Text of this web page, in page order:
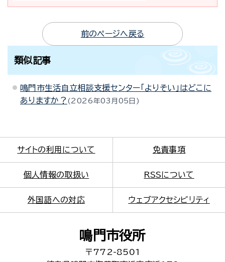
前のページへ戻る
類似記事
鳴門市生活自立相談支援センター「よりそい」はどこに
ありますか？
2026年03月05日
サイトの利用について 免責事項
個人情報の取扱い RSSについて
外国語への対応 ウェブアクセシビリティ
鳴門市役所
〒772-8501